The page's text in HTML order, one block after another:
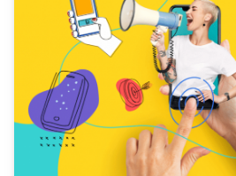
potential of QR codes and
for growth and success in the